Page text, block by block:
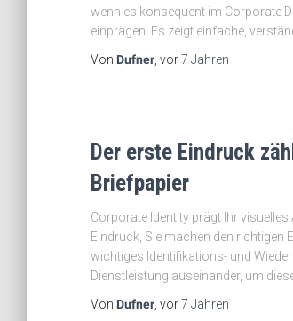
wenn es konsequent im Corporate
einprägen. Es zeigt einfache,
Von Dufner , vor7 Jahren
Der erste Eindruck
Briefpapier
Corporate Identity prägt Ihr
Eindruck, Sie machen den richtigen
wichtiges Identifikations- und
Dienstleistung auseinander, um
Von Dufner , vor7 Jahren